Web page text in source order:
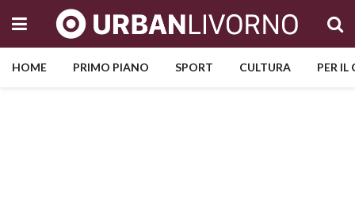
HOME PRIMO PIANO SPORT CULTURA PER